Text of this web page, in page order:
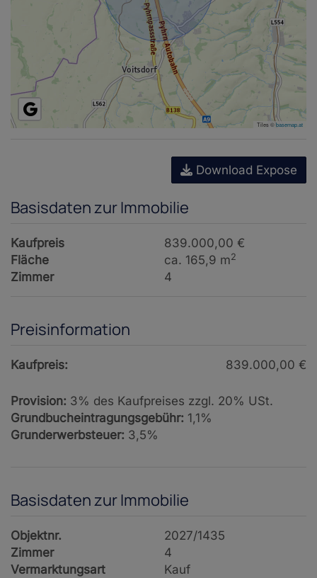
Tiles ©basemap.at
Download Expose
Basisdaten zur Immobilie
Kaufpreis
839.000,00 €
Fläche
ca. 165,9 m2
Zimmer 4
Preisinformation
Kaufpreis: 839.000,00 €
Provision: 3% des Kaufpreises zzgl. 20% USt.
Grundbucheintragungsgebühr: 1,1%
Grunderwerbsteuer: 3,5%
Basisdaten zur Immobilie
Objektnr.
2027/1435
Zimmer
4
Vermarktungsart
Kauf